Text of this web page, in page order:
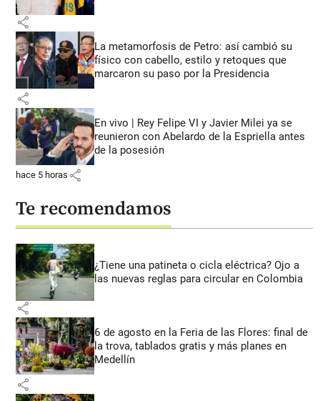
share
La metamorfosis de Petro: así cambió su
físico con cabello, estilo y retoques que
marcaron su paso por la Presidencia
share
En vivo | Rey Felipe VI y Javier Milei ya se
reunieron con Abelardo de la Espriella antes
de la posesión
hace 5 horas share
Te recomendamos
¿Tiene una patineta o cicla eléctrica? Ojo a
las nuevas reglas para circular en Colombia
share
6 de agosto en la Feria de las Flores: final de
la trova, tablados gratis y más planes en
Medellín
share